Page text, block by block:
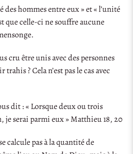
des hommes entre eux » et « l’unité
que celle-ci ne souffre aucune
cru être unis avec des personnes
? Cela n’est pas le cas avec
dit : « Lorsque deux ou trois
je serai parmi eux » Matthieu 18, 20
calcule pas à la quantité de